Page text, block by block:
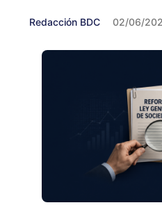
Redacción BDC 02/06/